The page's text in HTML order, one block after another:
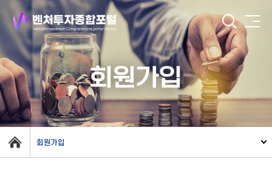
회원가입
회원가입